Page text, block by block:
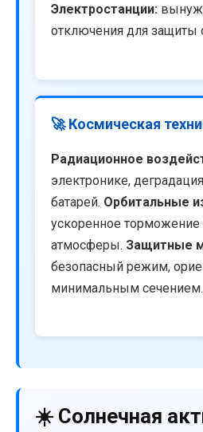
Электростанции:
отключения для защиты
🚀 Космическая
Радиационное
электронике,
батарей. Орбитальные
ускоренное торможение
атмосферы. Защитные
безопасный режим,
минимальным сечением.
☀️ Солнечная